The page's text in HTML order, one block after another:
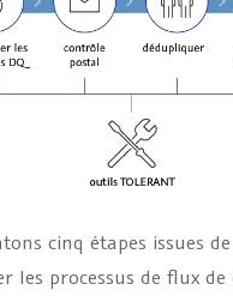
cinq étapes issues
les processus de flux